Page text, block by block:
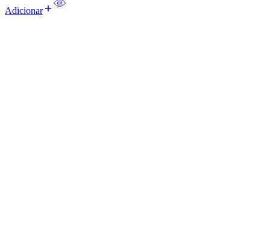
Adicionar